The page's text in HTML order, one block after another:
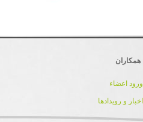
همکاران
ورود اعضاء
اخبار و رویدادها